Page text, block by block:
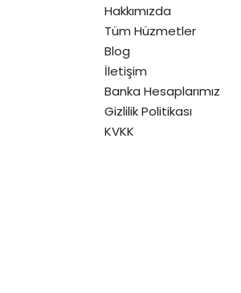
Hakkımızda
Tüm Hüzmetler
Blog
İletişim
Banka Hesaplarımız
Gizlilik Politikası
KVKK